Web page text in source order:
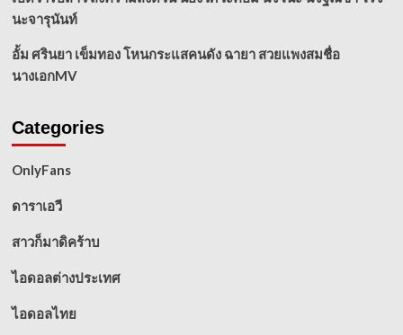
นะจารุนันท์
อั้ม ศรินยา เข็มทอง โหนกระแสคนดัง ฉายา สวยแพงสมชื่อ
นางเอกMV
Categories
OnlyFans
ดาราเอวี
สาวก็มาดิคร้าบ
ไอดอลต่างประเทศ
ไอดอลไทย